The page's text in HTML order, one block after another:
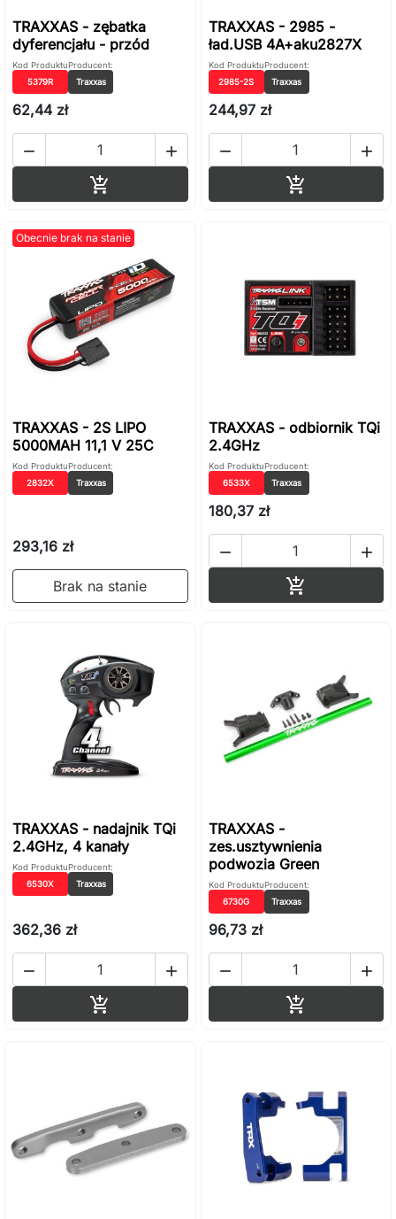
TRAXXAS - zębatka
dyferencjału - przód
Kod Produktu
5379R
Producent:
Traxxas
62,44 zł
 

TRAXXAS - 2985 -
ład.USB 4A+aku2827X
Kod Produktu
2985-2S
Producent:
Traxxas
244,97 zł
 

Obecnie brak na stanie
TRAXXAS - 2S LIPO
5000MAH 11,1 V 25C
Kod Produktu
2832X
Producent:
Traxxas
293,16 zł
Brak na stanie
TRAXXAS - odbiornik TQi
2.4GHz
Kod Produktu
6533X
Producent:
Traxxas
180,37 zł
 

TRAXXAS - nadajnik TQi
2.4GHz, 4 kanały
Kod Produktu
6530X
Producent:
Traxxas
362,36 zł
 

TRAXXAS -
zes.usztywnienia
podwozia Green
Kod Produktu
6730G
Producent:
Traxxas
96,73 zł
 
